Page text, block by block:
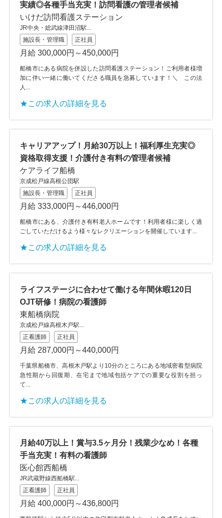
実績◎各種手当充実！訪問看護の管理者候補
いけだ訪問看護ステーション
JR中央・総武線津田沼駅...
施設長・管理職
正社員
月給 300,000円～450,000円
船橋市にある病院を併設した訪問看護ステーション！ご利用者様増
加に伴い一緒に働いてくださる職員を急募しています！＼ この法
人...
★この求人の詳細を見る
キャリアアップ！月給30万以上！福利厚生充実◎
資格取得支援！介護付き有料の管理者候補
ケアライフ船橋
京成松戸線高根公団駅
施設長・管理職
正社員
月給 333,000円～446,000円
船橋市にある、介護付き有料老人ホームです！利用者様に楽しく過
ごしていただけるよう様々なレクリエーションを開催しています...
★この求人の詳細を見る
ライフステージに合わせて働ける年間休暇120日
OJT研修！病院の看護師
東船橋病院
京成松戸線高根木戸駅...
正看護師
正社員
月給 287,000円～440,000円
千葉県船橋市、高根木戸駅より10分のところにある地域密着型病院
急性期から回復期、在宅まで地域包括ケアでの重要な役割を担っ
て...
★この求人の詳細を見る
月給40万以上！賞与3.5ヶ月分！残業少なめ！各種
手当充実！有料の看護師
医心館西船橋
JR武蔵野線西船橋駅...
正看護師
正社員
月給 400,000円～436,800円